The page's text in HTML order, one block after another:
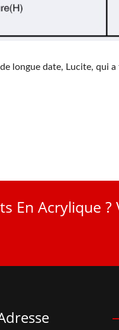
longue date, Lucite, qui
En Acrylique ?